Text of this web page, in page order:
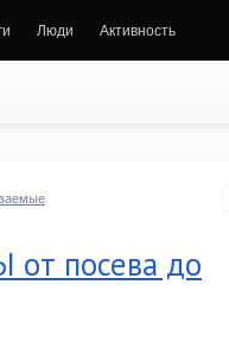
Люди Активность
посева до